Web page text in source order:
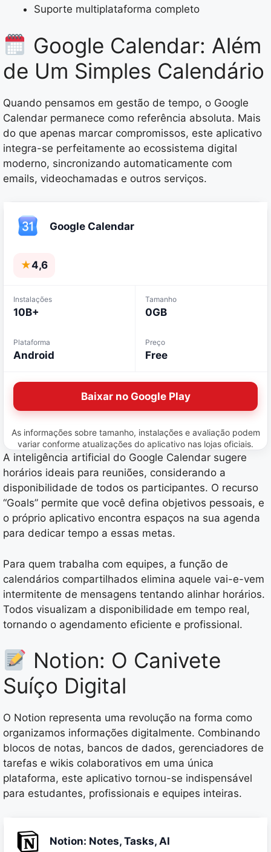
Suporte multiplataforma completo
Google Calendar: Além
de Um Simples Calendário
Quando pensamos em gestão de tempo, o Google
Calendar permanece como referência absoluta. Mais
do que apenas marcar compromissos, este aplicativo
integra-se perfeitamente ao ecossistema digital
moderno, sincronizando automaticamente com
emails, videochamadas e outros serviços.
Google Calendar
★4,6
Instalações
10B+
Tamanho
0GB
Plataforma
Android
Preço
Free
Baixar no Google Play
As informações sobre tamanho, instalações e avaliação podem
variar conforme atualizações do aplicativo nas lojas oficiais.
A inteligência artificial do Google Calendar sugere
horários ideais para reuniões, considerando a
disponibilidade de todos os participantes. O recurso
“Goals” permite que você defina objetivos pessoais, e
o próprio aplicativo encontra espaços na sua agenda
para dedicar tempo a essas metas.
Para quem trabalha com equipes, a função de
calendários compartilhados elimina aquele vai-e-vem
intermitente de mensagens tentando alinhar horários.
Todos visualizam a disponibilidade em tempo real,
tornando o agendamento eficiente e profissional.
Notion: O Canivete
Suíço Digital
O Notion representa uma revolução na forma como
organizamos informações digitalmente. Combinando
blocos de notas, bancos de dados, gerenciadores de
tarefas e wikis colaborativos em uma única
plataforma, este aplicativo tornou-se indispensável
para estudantes, profissionais e equipes inteiras.
Notion: Notes, Tasks, AI